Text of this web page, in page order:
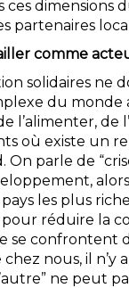
ces dimensions
partenaires
comme
solidaires ne
du monde
l’alimenter, de
où existe un
On parle de
les plus
pour réduire la
se confrontent
nous, il n’y
ne peut